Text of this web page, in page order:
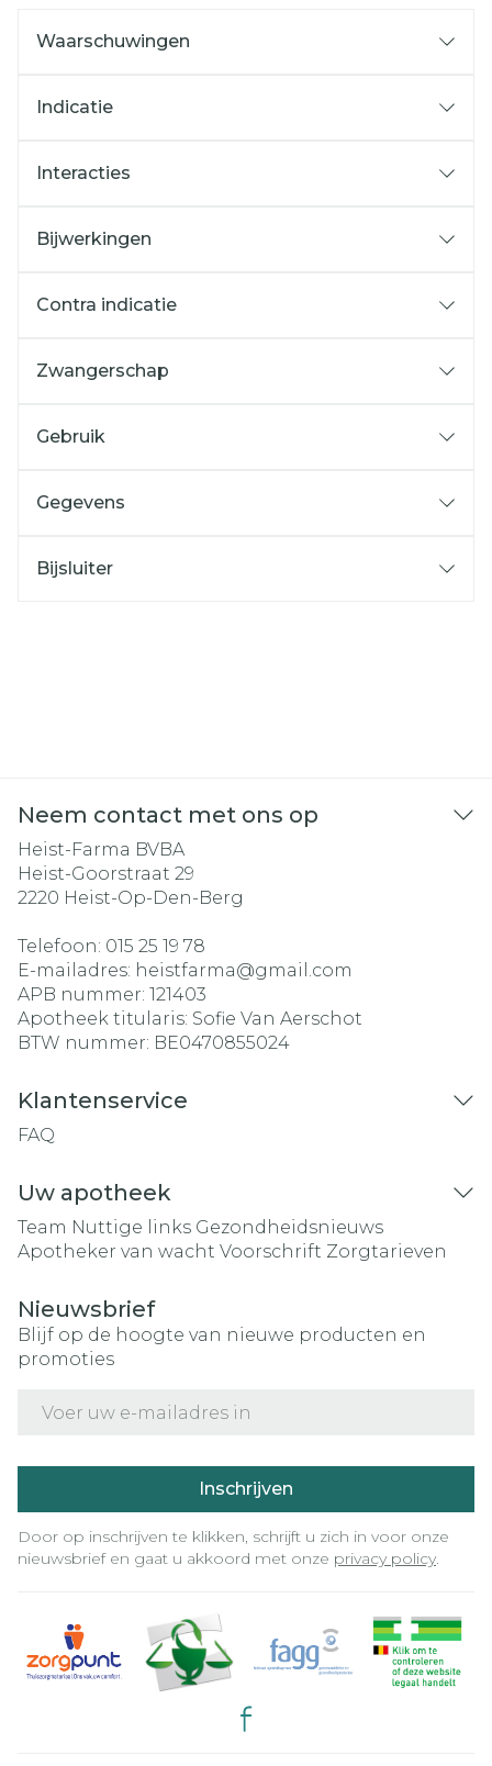
Waarschuwingen
Indicatie
Interacties
Bijwerkingen
Contra indicatie
Zwangerschap
Gebruik
Gegevens
Bijsluiter
Neem contact met ons op
Heist-Farma BVBA
Heist-Goorstraat 29
2220 Heist-Op-Den-Berg
Telefoon: 015 25 19 78
E-mailadres: heistfarma@gmail.com
APB nummer: 121403
Apotheek titularis: Sofie Van Aerschot
BTW nummer: BE0470855024
Klantenservice
FAQ
Uw apotheek
Team Nuttige links Gezondheidsnieuws
Apotheker van wacht Voorschrift Zorgtarieven
Nieuwsbrief
Blijf op de hoogte van nieuwe producten en
promoties
Inschrijven
Door op inschrijven te klikken, schrijft u zich in voor onze
nieuwsbrief en gaat u akkoord met onze privacy policy.